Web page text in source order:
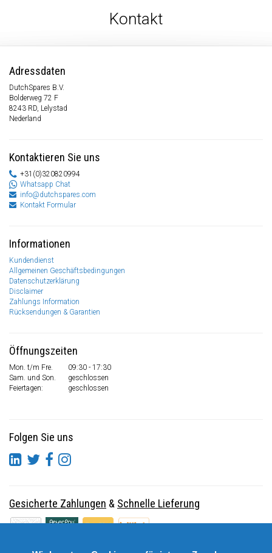
Kontakt
Adressdaten
DutchSpares B.V.
Bolderweg 72 F
8243 RD, Lelystad
Nederland
Kontaktieren Sie uns
+31(0)320820994
Whatsapp Chat
info@dutchspares.com
Kontakt Formular
Informationen
Kundendienst
Allgemeinen Geschäftsbedingungen
Datenschutzerklärung
Disclaimer
Zahlungs Information
Rücksendungen & Garantien
Öffnungszeiten
Mon. t/m Fre.
09:30 - 17:30
Sam. und Son.
geschlossen
Feiertagen:
geschlossen
Folgen Sie uns
Gesicherte Zahlungen & Schnelle Lieferung